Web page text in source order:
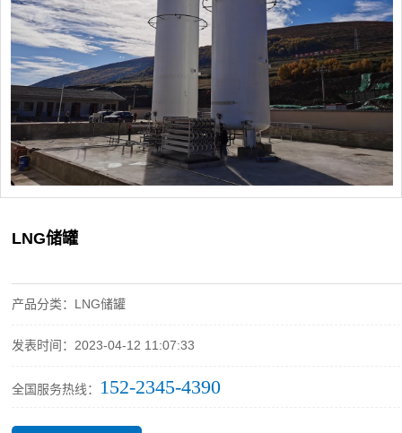
LNG储罐
产品分类：LNG储罐
发表时间：2023-04-12 11:07:33
全国服务热线： 152-2345-4390